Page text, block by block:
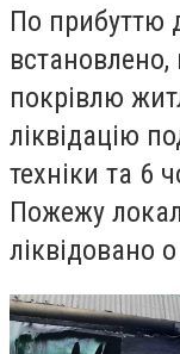
По прибуттю
покрівлю
ліквідацію
техніки та 6
Пожежу
ліквідовано